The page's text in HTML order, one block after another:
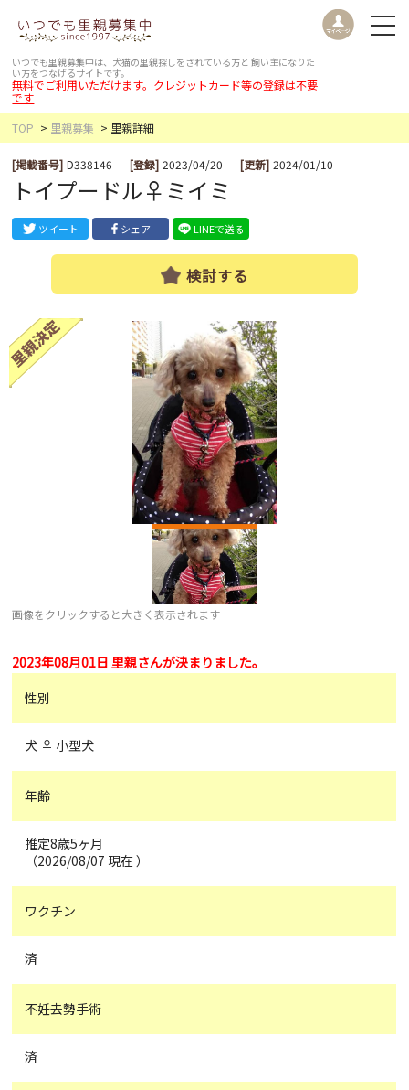
いつでも里親募集中は、犬猫の里親探しをされている方と 飼い主になりた
い方をつなげるサイトです。
無料でご利用いただけます。クレジットカード等の登録は不要
です
TOP
里親募集 里親詳細
[掲載番号] D338146 [登録] 2023/04/20 [更新] 2024/01/10
トイプードル♀ミイミ
ツイート シェア LINEで送る
検討する
画像をクリックすると大きく表示されます
2023年08月01日 里親さんが決まりました。
性別
犬 ♀ 小型犬
年齢
推定8歳5ヶ月
（2026/08/07 現在 ）
ワクチン
済
不妊去勢手術
済